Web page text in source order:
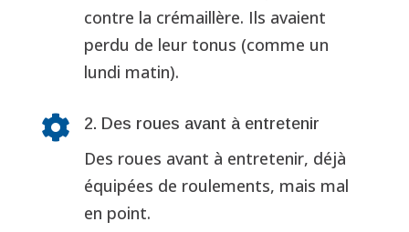
contre la crémaillère. Ils avaient
perdu de leur tonus (comme un
lundi matin).
 2. Des roues avant à entretenir
Des roues avant à entretenir, déjà
équipées de roulements, mais mal
en point.